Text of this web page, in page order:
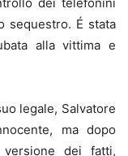
sequestro. É stata
alla vittima e
legale, Salvatore
ma dopo
dei fatti,